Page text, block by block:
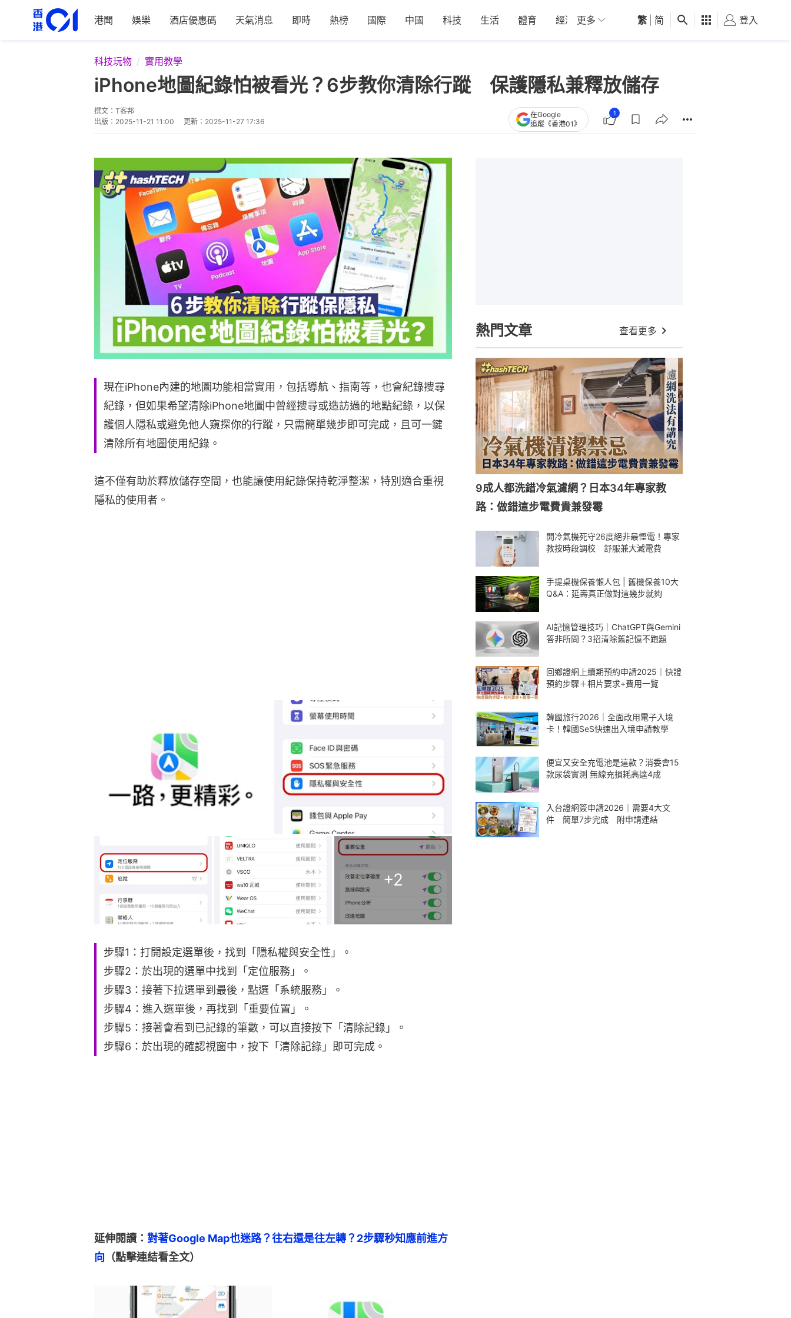
港聞 娛樂 酒店優惠碼 天氣消息 即時 熱榜 國際 中國 科技 生活 體育 經濟 01深圳 觀點 健康 好食玩飛
更多 繁 简 登入
科技玩物 實用教學
iPhone地圖紀錄怕被看光？6步教你清除行蹤 保護隱私兼釋放儲存
撰文： T客邦
出版： 2025-11-21 11:00 更新： 2025-11-27 17:36
在Google
追蹤《香港01》
1
現在iPhone內建的地圖功能相當實用，包括導航、指南等，也會紀錄搜尋
紀錄，但如果希望清除iPhone地圖中曾經搜尋或造訪過的地點紀錄，以保
護個人隱私或避免他人窺探你的行蹤，只需簡單幾步即可完成，且可一鍵
清除所有地圖使用紀錄。
這不僅有助於釋放儲存空間，也能讓使用紀錄保持乾淨整潔，特別適合重視
隱私的使用者。
+2
步驟1：打開設定選單後，找到「隱私權與安全性」。
步驟2：於出現的選單中找到「定位服務」。
步驟3：接著下拉選單到最後，點選「系統服務」。
步驟4：進入選單後，再找到「重要位置」。
步驟5：接著會看到已記錄的筆數，可以直接按下「清除記錄」。
步驟6：於出現的確認視窗中，按下「清除記錄」即可完成。
延伸閱讀： 對著Google Map也迷路？往右還是往左轉？2步驟秒知應前進方
向 （點擊連結看全文）
熱門文章 查看更多
9成人都洗錯冷氣濾網？日本34年專家教
路：做錯這步電費貴兼發霉
開冷氣機死守26度絕非最慳電！專家
教按時段調校 舒服兼大減電費
手提桌機保養懶人包 | 舊機保養10大
Q&A：延壽真正做對這幾步就夠
AI記憶管理技巧｜ChatGPT與Gemini
答非所問？3招清除舊記憶不跑題
回鄉證網上續期預約申請2025｜快證
預約步驟＋相片要求+費用一覽
韓國旅行2026｜全面改用電子入境
卡！韓國SeS快速出入境申請教學
便宜又安全充電池是這款？消委會15
款尿袋實測 無線充損耗高達4成
入台證網簽申請2026｜需要4大文
件 簡單7步完成 附申請連結